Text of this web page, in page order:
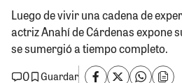
Luego de vivir una cadena de
actriz Anahí de Cárdenas expone
se sumergió a tiempo completo.
0
Guardar